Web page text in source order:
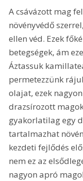
A csávázott mag
növényvédő
ellen véd. Ezek
betegségek, ám
Áztassuk
permetezzünk
olajat, ezek
drazsírozott
gyakorlatilag egy
tartalmazhat
kezdeti fejlődés
nem ez az
nagyon apró